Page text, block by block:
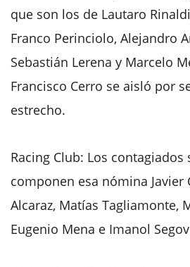
que son los de Lautaro
Franco Perinciolo, Alejandro
Sebastián Lerena y Marcelo
Francisco Cerro se aisló por
estrecho.
Racing Club: Los contagiados
componen esa nómina Javier
Alcaraz, Matías Tagliamonte,
Eugenio Mena e Imanol